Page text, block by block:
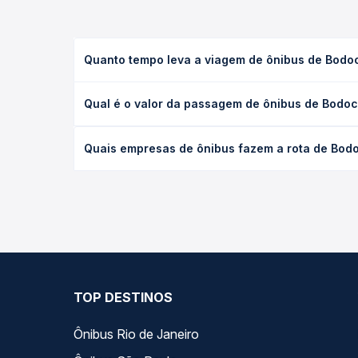
Quanto tempo leva a viagem de ônibus de
executivo ou leito) e as condições de tráfego. Na
Qual é o valor da passagem de ônibus de
poltrona e a antecedência da compra. Na Quero
Quais empresas de ônibus fazem a rota de
TOP DESTINOS
Ônibus Rio de Janeiro